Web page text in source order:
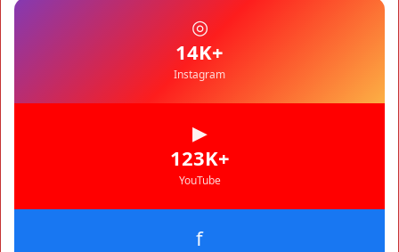
◎
+14K
Instagram
▶
+123K
YouTube
f